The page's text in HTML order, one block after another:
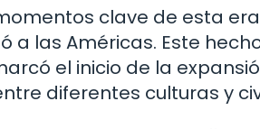
clave de esta
a las Américas. Este
el inicio de la
diferentes culturas y